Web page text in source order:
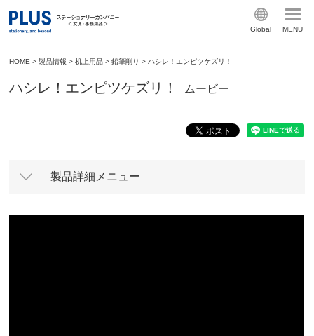
Global MENU
HOME >製品情報 >机上用品 >鉛筆削り >ハシレ！エンピツケズリ！
ハシレ！エンピツケズリ！ ムービー
製品詳細メニュー